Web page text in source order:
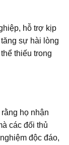
hỗ trợ kịp
sự hài lòng
thiếu trong
họ nhận
các đối thủ
độc đáo,